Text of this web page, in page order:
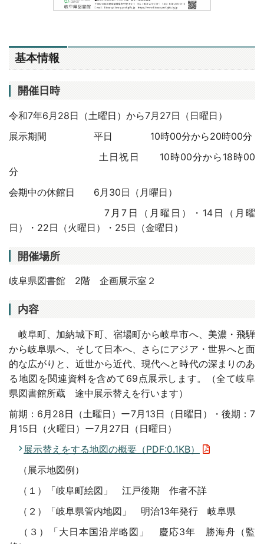
基本情報
開催日時
令和7年6月28日（土曜日）から7月27日（日曜日）
展示期間 平日 10時00分から20時00分
土日祝日 10時00分から18時00
分
会期中の休館日 6月30日（月曜日）
7月7日（月曜日）・14日（月曜
日）・22日（火曜日）・25日（金曜日）
開催場所
岐阜県図書館 2階 企画展示室２
内容
岐阜町、加納城下町、宿場町から岐阜市へ、美濃・飛騨
から岐阜県へ、そして日本へ、さらにアジア・世界へと面
的な広がりと、近世から近代、現代へと時代の深まりのあ
る地図を関連資料を含めて69点展示します。（全て岐阜
県図書館所蔵 途中展示替えを行います）
前期：6月28日（土曜日）ー7月13日（日曜日）・後期：7
月15日（火曜日）ー7月27日（日曜日）
展示替えをする地図の概要（PDF:0.1KB）
（展示地図例）
（１）「岐阜町絵図」 江戸後期 作者不詳
（２）「岐阜県管内地図」 明治13年発行 岐阜県
（３）「大日本国沿岸略図」 慶応3年 勝海舟（監